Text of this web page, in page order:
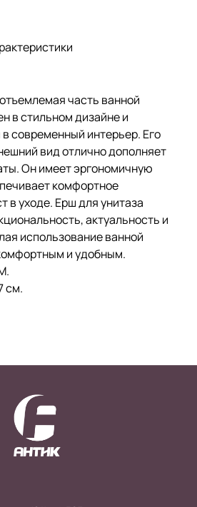
часть ванной
в стильном дизайне и
современный интерьер. Его
вид отлично дополняет
Он имеет эргономичную
комфортное
в уходе. Ерш для унитаза
актуальность и
использование ванной
и удобным.
см.